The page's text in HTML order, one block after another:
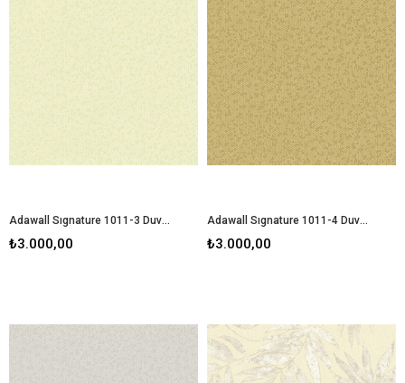
Adawall Sıgnature 1011-3 Duvar Kağıdı
₺3.000,00
Adawall Sıgnature 1011-4 Duvar Kağıdı
₺3.000,00